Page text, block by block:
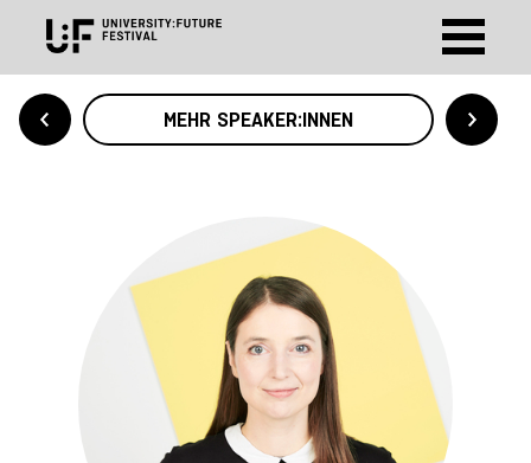
MEHR SPEAKER:INNEN